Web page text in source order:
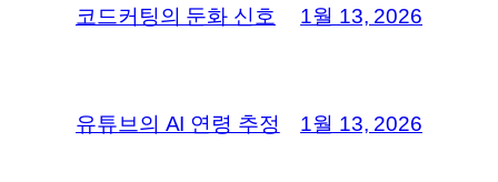
코드커팅의 둔화 신호 1월 13, 2026
유튜브의 AI 연령 추정 1월 13, 2026